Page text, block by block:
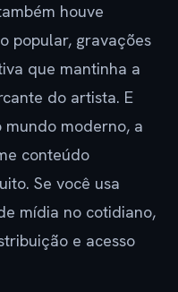
houve
popular, gravações
que mantinha a
do artista. E
mundo moderno, a
conteúdo
Se você usa
mídia no cotidiano,
e acesso